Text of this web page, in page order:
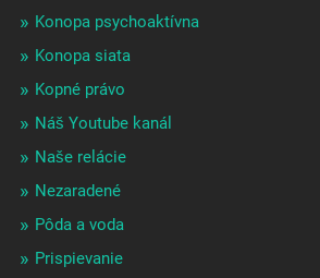
Konopa psychoaktívna
Konopa siata
Kopné právo
Náš Youtube kanál
Naše relácie
Nezaradené
Pôda a voda
Prispievanie